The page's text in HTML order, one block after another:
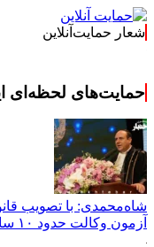
شعار حمایت‌آنلاین
حمایت‌های لحظه‌ای
شاه‌محمدی: با تصویب
آزمون وکالت حدود ۱۰ سال بیشتر شده است